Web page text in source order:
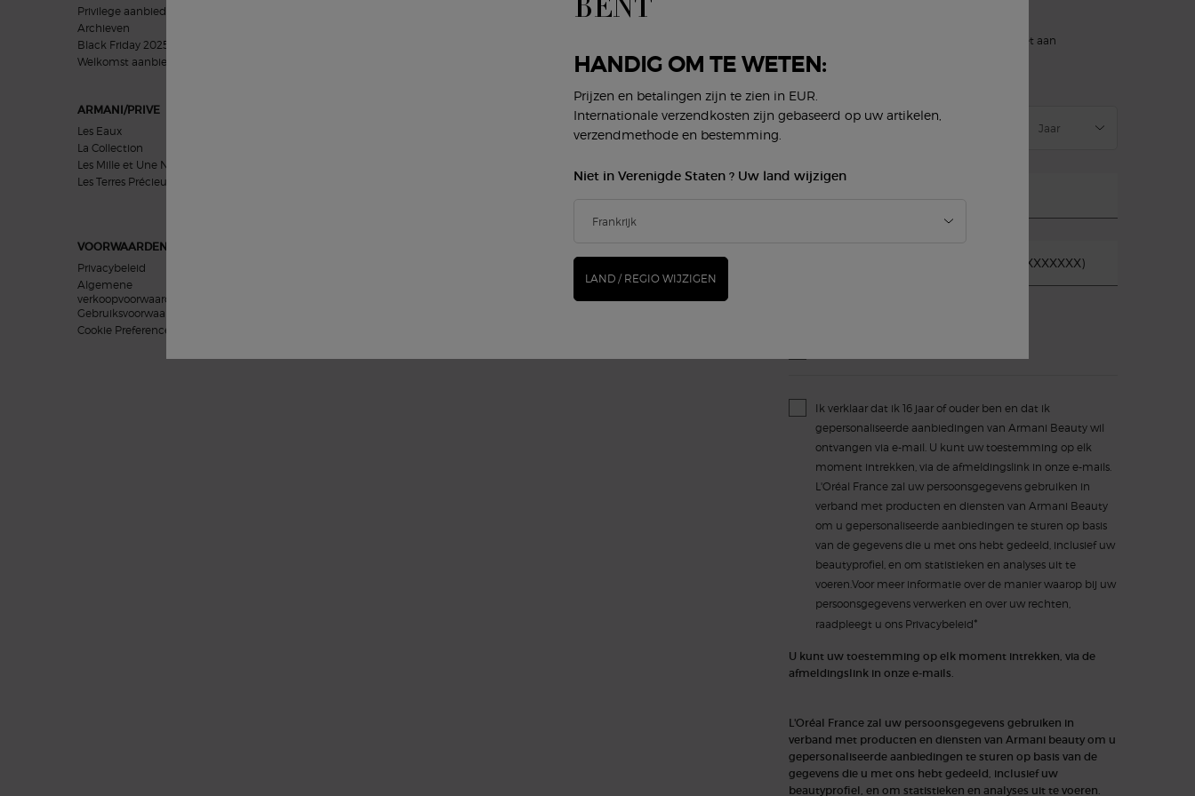
Privilege aanbieding
Archieven
Black Friday 2025
Welkomst aanbieding​
Damesgeur
ARMANI/PRIVE
Les Eaux
La Collection
Les Mille et Une Nuits
Les Terres Précieuses
KLANTENSERVICE
Neem contact op
Winkel zoeken
VOORWAARDEN
Privacybeleid
Algemene
verkoopvoorwaarden
Gebruiksvoorwaarden
Cookie Preferences
Geef ik liever niet aan
Mobiel telefoonnummer (Formaat 06XXXXXXXX)
Ik verklaar dat ik 16 jaar of ouder ben en dat ik
gepersonaliseerde aanbiedingen van Armani Beauty wil
ontvangen via e-mail. U kunt uw toestemming op elk
moment intrekken, via de afmeldingslink in onze e-mails.
L'Oréal France zal uw persoonsgegevens gebruiken in
verband met producten en diensten van Armani Beauty
om u gepersonaliseerde aanbiedingen te sturen op basis
van de gegevens die u met ons hebt gedeeld, inclusief uw
beautyprofiel, en om statistieken en analyses uit te
voeren.Voor meer informatie over de manier waarop bij uw
persoonsgegevens verwerken en over uw rechten,
raadpleegt u ons Privacybeleid*
U kunt uw toestemming op elk moment intrekken, via de
afmeldingslink in onze e-mails.
L'Oréal France zal uw persoonsgegevens gebruiken in
verband met producten en diensten van Armani beauty om u
gepersonaliseerde aanbiedingen te sturen op basis van de
gegevens die u met ons hebt gedeeld, inclusief uw
beautyprofiel, en om statistieken en analyses uit te voeren.
HANDIG OM TE WETEN:
Prijzen en betalingen zijn te zien in EUR.
Internationale verzendkosten zijn gebaseerd op uw artikelen,
verzendmethode en bestemming.
Niet in Verenigde Staten ? Uw land wijzigen
LAND / REGIO WIJZIGEN